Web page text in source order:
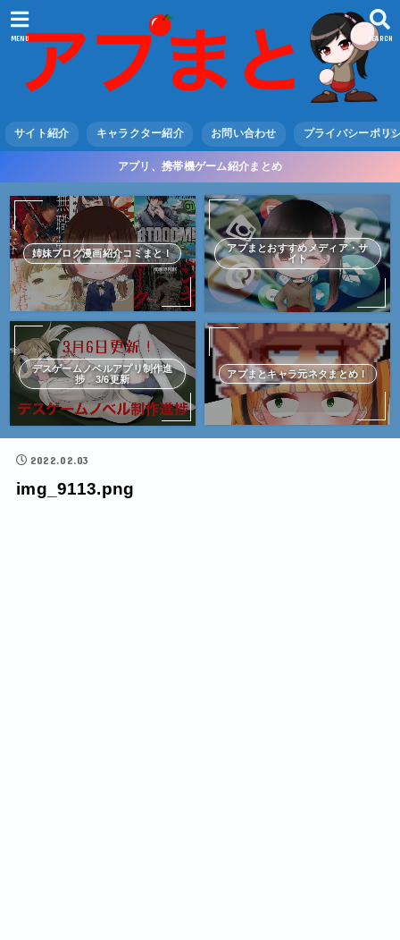
SEARCH
MENU
サイト紹介 キャラクター紹介 お問い合わせ プライバシーポリ
アプリ、携帯機ゲーム紹介まとめ
姉妹ブログ漫画紹介コミまと！
アプまとおすすめメディア・サ
イト
デスゲームノベルアプリ制作進
捗 3/6更新
アプまとキャラ元ネタまとめ！
2022.02.03
img_9113.png